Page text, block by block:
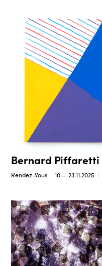
Bernard Piffaretti
Rendez-Vous 10 — 23.11.2025